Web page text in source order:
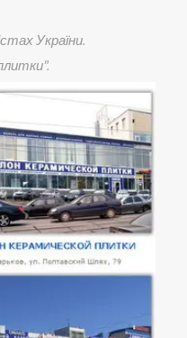
України.